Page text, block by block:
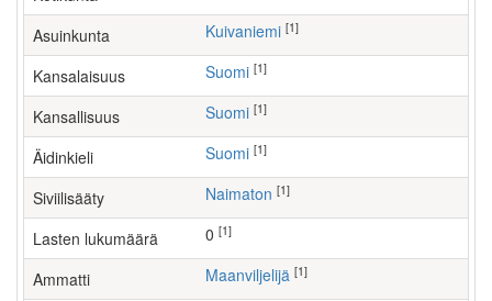
Asuinkunta Kuivaniemi [1]
Kansalaisuus Suomi [1]
Kansallisuus Suomi [1]
Äidinkieli Suomi [1]
Siviilisääty Naimaton [1]
Lasten lukumäärä [1]
Ammatti maanviljelijä [1]